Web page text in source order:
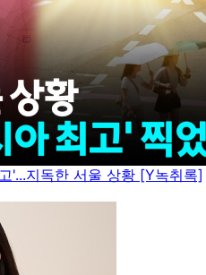
'...지독한 서울 상황 [Y녹취록]